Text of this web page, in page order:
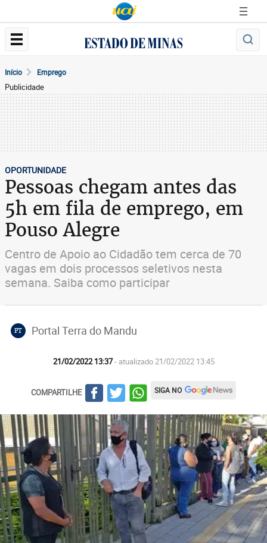
Início Emprego
Publicidade
OPORTUNIDADE
Pessoas chegam antes das
5h em fila de emprego, em
Pouso Alegre
Centro de Apoio ao Cidadão tem cerca de 70
vagas em dois processos seletivos nesta
semana. Saiba como participar
PT Portal Terra do Mandu
21/02/2022 13:37- atualizado 21/02/2022 13:45
COMPARTILHE SIGA NO